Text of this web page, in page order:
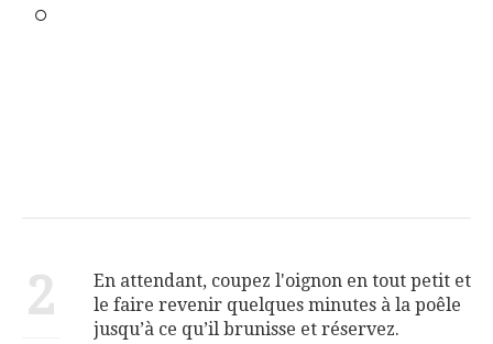
2
En attendant, coupez l'oignon en tout petit et
le faire revenir quelques minutes à la poêle
jusqu’à ce qu’il brunisse et réservez.